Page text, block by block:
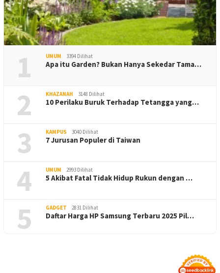
1 UMUM 3394 Dilihat
Apa itu Garden? Bukan Hanya Sekedar Tama…
2 KHAZANAH 3148 Dilihat
10 Perilaku Buruk Terhadap Tetangga yang…
3 KAMPUS 3040 Dilihat
7 Jurusan Populer di Taiwan
4 UMUM 2993 Dilihat
5 Akibat Fatal Tidak Hidup Rukun dengan …
5 GADGET 2831 Dilihat
Daftar Harga HP Samsung Terbaru 2025 Pil…